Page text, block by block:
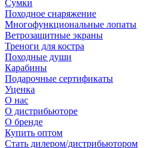
Сумки
Походное снаряжение
Многофункциональные лопаты
Ветрозащитные экраны
Треноги для костра
Походные души
Карабины
Подарочные сертификаты
Уценка
О нас
О дистрибьюторе
О бренде
Купить оптом
Стать дилером/дистрибьютором